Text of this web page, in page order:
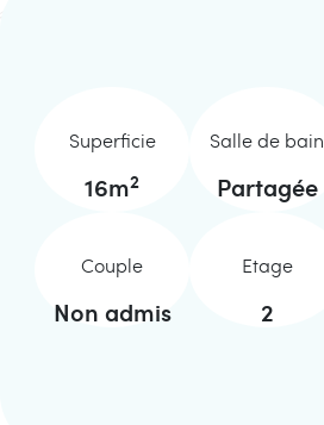
Superficie
16m2
Salle de bain
Partagée
Couple
Non admis
Etage
2